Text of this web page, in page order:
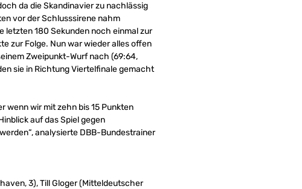
da die Skandinavier zu nachlässig
vor der Schlusssirene nahm
letzten 180 Sekunden noch einmal zur
zur Folge. Nun war wieder alles offen
Zweipunkt-Wurf nach (69:64,
sie in Richtung Viertelfinale gemacht
wenn wir mit zehn bis 15 Punkten
auf das Spiel gegen
analysierte DBB-Bundestrainer
3), Till Gloger (Mitteldeutscher